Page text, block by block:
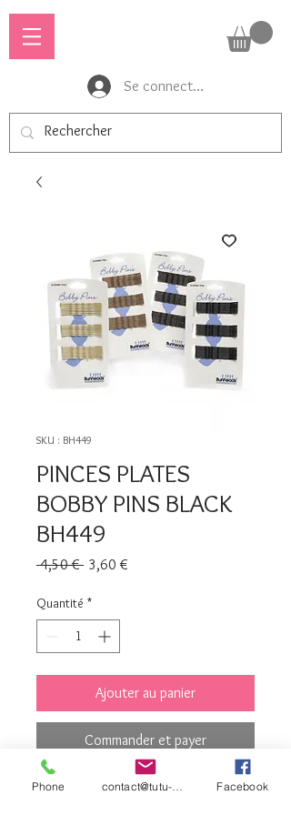
Se connecter
SKU : BH449
PINCES PLATES
BOBBY PINS BLACK
BH449
4,50 € Prix
3,60 €
Quantité *
Ajouter au panier
Commander et payer
Phone Facebook